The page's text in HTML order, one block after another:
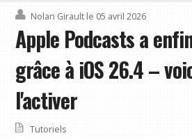
Nolan Girault le 05 avril 2026
Apple Podcasts a
grâce à iOS 26.4 –
l'activer
Tutoriels